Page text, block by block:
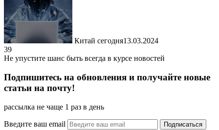
Китай сегодня13.03.2024
39
Не упустите шанс быть всегда в курсе новостей
Подпишитесь на обновления и получайте новые
статьи на почту!
рассылка не чаще 1 раз в день
Введите ваш email